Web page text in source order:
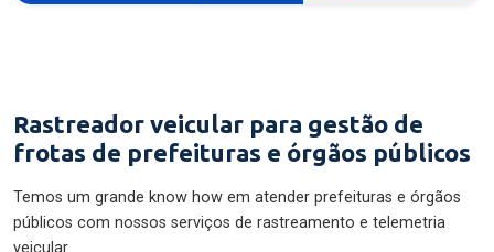
Rastreador veicular para gestão de
frotas de prefeituras e órgãos públicos
Temos um grande know how em atender prefeituras e órgãos
públicos com nossos serviços de rastreamento e telemetria
veicular.